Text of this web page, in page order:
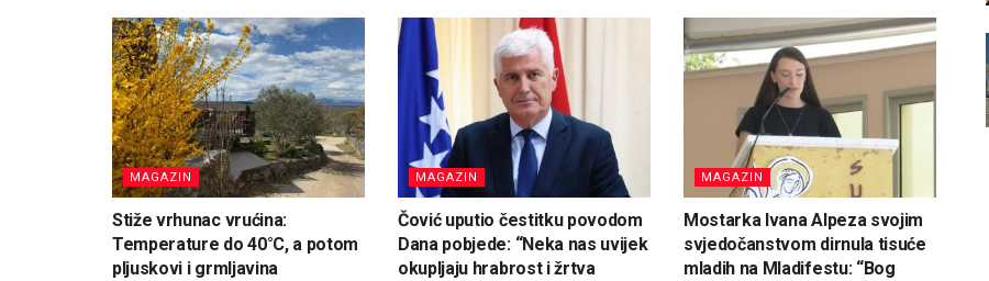
MAGAZIN
Stiže vrhunac vrućina:
Temperature do 40°C, a potom
pljuskovi i grmljavina
MAGAZIN
Čović uputio čestitku povodom
Dana pobjede: “Neka nas uvijek
okupljaju hrabrost i žrtva
MAGAZIN
Mostarka Ivana Alpeza svojim
svjedočanstvom dirnula tisuće
mladih na Mladifestu: “Bog